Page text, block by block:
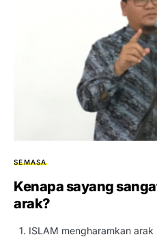
SEMASA
Kenapa sayang
arak?
1. ISLAM mengharamkan